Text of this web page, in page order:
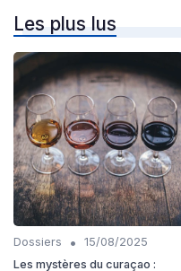
Les plus lus
Dossiers •
15/08/2025
Les mystères du curaçao :